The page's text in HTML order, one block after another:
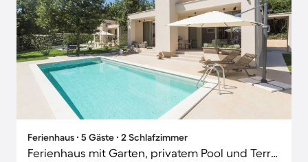
Ferienhaus ∙ 5 Gäste ∙ 2 Schlafzimmer
Ferienhaus mit Garten, privatem Pool und Terrasse